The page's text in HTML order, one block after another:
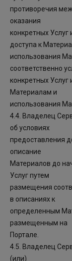
противоречия
оказания
конкретных
доступа к
использования
соответственно
конкретных Услуг
Материалам и
использования
4.4. Владелец
об условиях
предоставления
описание
Материалов до
Услуг путем
размещения
в описаниях к
определенным
размещенным на
Портале.
4.5. Владелец
(или)